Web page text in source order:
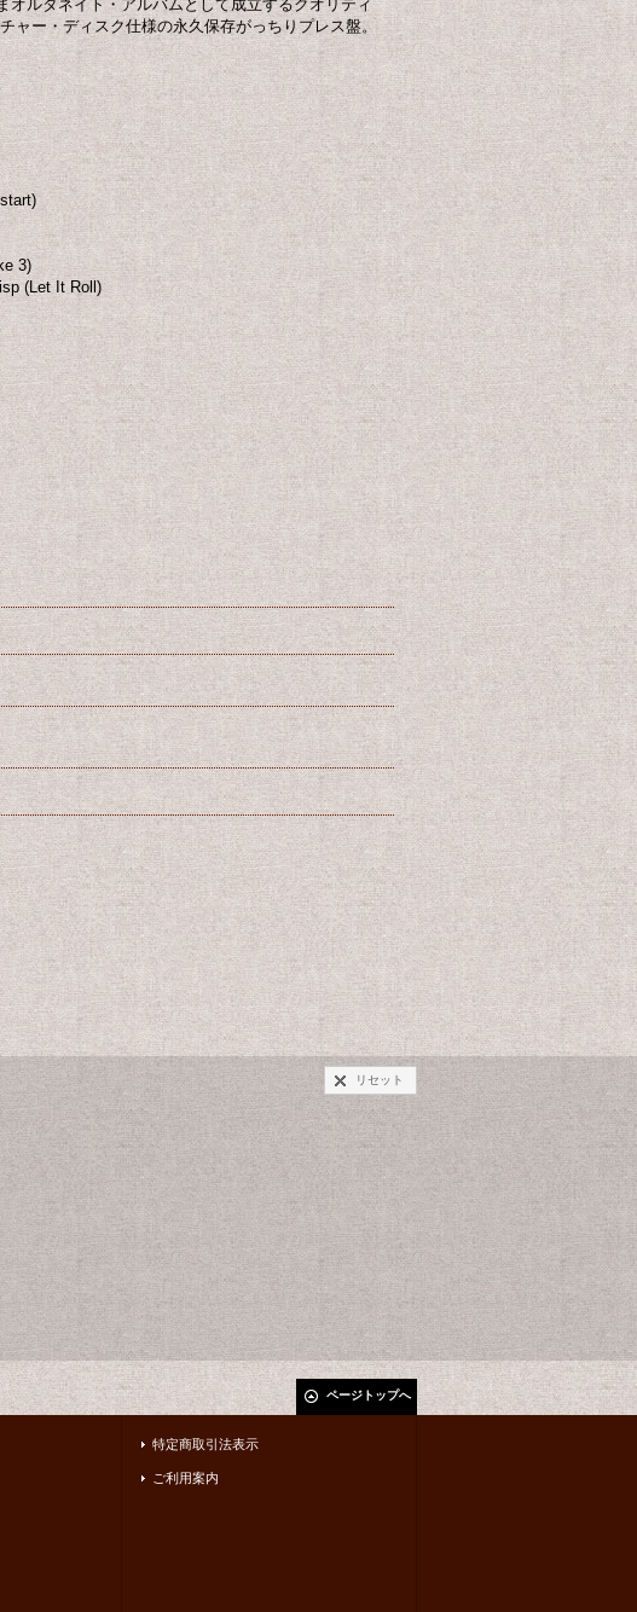
オルタネイト・アルバムとして成立するクオリティ
ャー・ディスク仕様の永久保存がっちりプレス盤。
3)
(Let It Roll)
リセット
ページトップへ
特定商取引法表示
ご利用案内